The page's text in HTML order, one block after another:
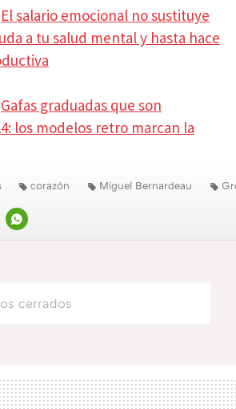
El salario emocional no sustituye
a tu salud mental y hasta hace
Gafas graduadas que son
los modelos retro marcan la
WHATSAPP
corazón Miguel Bernardeau
cerrados